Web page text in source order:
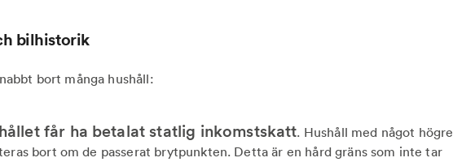
bilhistorik
bort många hushåll:
får ha betalat statlig inkomstskatt. Hushåll med något högre
bort om de passerat brytpunkten. Detta är en hård gräns som inte tar